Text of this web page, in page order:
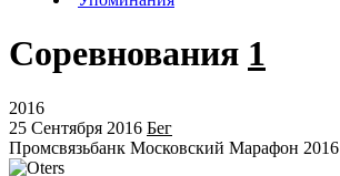
Соревнования 1
2016
25 Сентября 2016 Бег
Промсвязьбанк Московский Марафон 2016